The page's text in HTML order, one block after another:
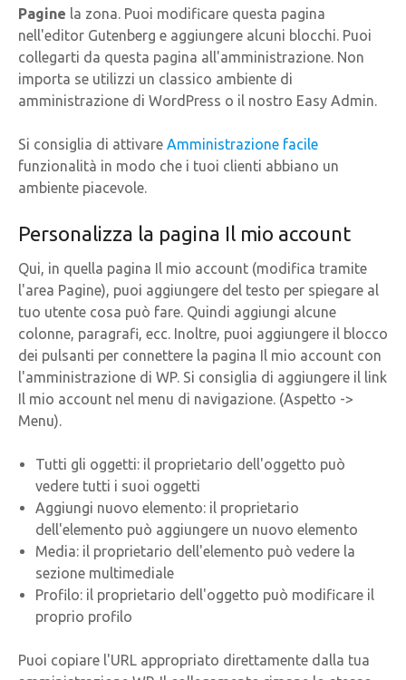
Pagine la zona. Puoi modificare questa pagina
nell'editor Gutenberg e aggiungere alcuni blocchi. Puoi
collegarti da questa pagina all'amministrazione. Non
importa se utilizzi un classico ambiente di
amministrazione di WordPress o il nostro Easy Admin.
Si consiglia di attivare Amministrazione facile
funzionalità in modo che i tuoi clienti abbiano un
ambiente piacevole.
Personalizza la pagina Il mio account
Qui, in quella pagina Il mio account (modifica tramite
l'area Pagine), puoi aggiungere del testo per spiegare al
tuo utente cosa può fare. Quindi aggiungi alcune
colonne, paragrafi, ecc. Inoltre, puoi aggiungere il blocco
dei pulsanti per connettere la pagina Il mio account con
l'amministrazione di WP. Si consiglia di aggiungere il link
Il mio account nel menu di navigazione. (Aspetto ->
Menu).
Tutti gli oggetti: il proprietario dell'oggetto può
vedere tutti i suoi oggetti
Aggiungi nuovo elemento: il proprietario
dell'elemento può aggiungere un nuovo elemento
Media: il proprietario dell'elemento può vedere la
sezione multimediale
Profilo: il proprietario dell'oggetto può modificare il
proprio profilo
Puoi copiare l'URL appropriato direttamente dalla tua